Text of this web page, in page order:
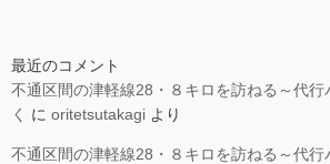
最近のコメント
不通区間の津軽線28・８キロを訪ねる～代
く
に oritetsutakagi より
不通区間の津軽線28・８キロを訪ねる～代